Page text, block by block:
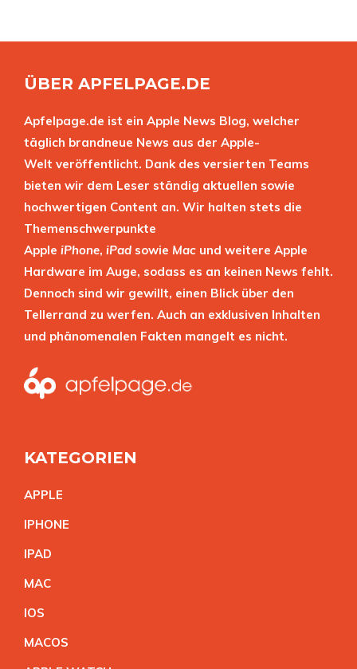
ÜBER APFELPAGE.DE
Apfelpage.de ist ein Apple News Blog, welcher
täglich brandneue News aus der Apple-
Welt veröffentlicht. Dank des versierten Teams
bieten wir dem Leser ständig aktuellen sowie
hochwertigen Content an. Wir halten stets die
Themenschwerpunkte
Apple iPhone, iPad sowie Mac und weitere Apple
Hardware im Auge, sodass es an keinen News fehlt.
Dennoch sind wir gewillt, einen Blick über den
Tellerrand zu werfen. Auch an exklusiven Inhalten
und phänomenalen Fakten mangelt es nicht.
KATEGORIEN
APPLE
IPHONE
IPAD
MAC
IOS
MACOS